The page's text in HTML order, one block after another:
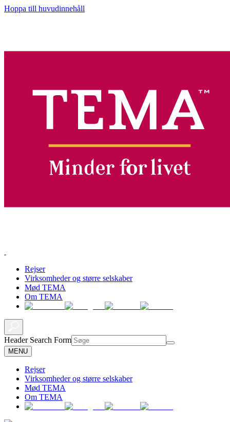
Hoppa till huvudinnehåll
Rejser
Virksomheder og større selskaber
Mød TEMA
Om TEMA
Header Search Form
MENU
Rejser
Virksomheder og større selskaber
Mød TEMA
Om TEMA